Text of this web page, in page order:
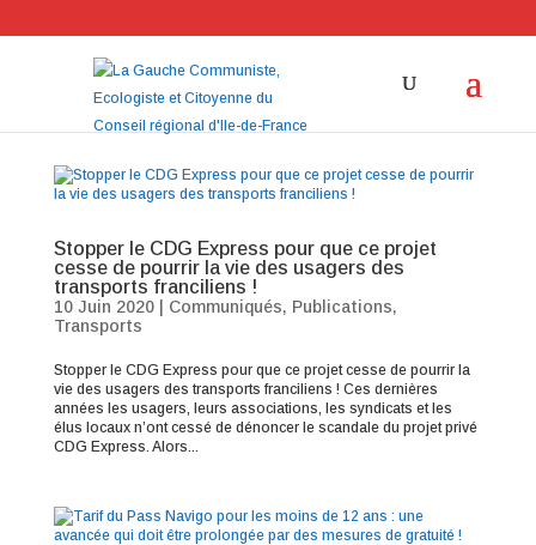
Stopper le CDG Express pour que ce projet
cesse de pourrir la vie des usagers des
transports franciliens !
10 Juin 2020| Communiqués, Publications,
Transports
Stopper le CDG Express pour que ce projet cesse de pourrir la
vie des usagers des transports franciliens ! Ces dernières
années les usagers, leurs associations, les syndicats et les
élus locaux n’ont cessé de dénoncer le scandale du projet privé
CDG Express. Alors...